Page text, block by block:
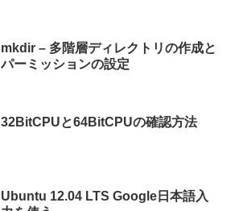
mkdir – 多階層ディレクトリの作成と
パーミッションの設定
32BitCPUと64BitCPUの確認方法
Ubuntu 12.04 LTS Google日本語入